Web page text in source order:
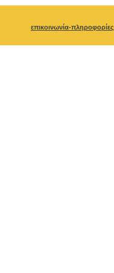
επικοινωνία-πληροφορίες